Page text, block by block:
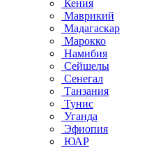
Кения
Маврикий
Мадагаскар
Марокко
Намибия
Сейшелы
Сенегал
Танзания
Тунис
Уганда
Эфиопия
ЮАР